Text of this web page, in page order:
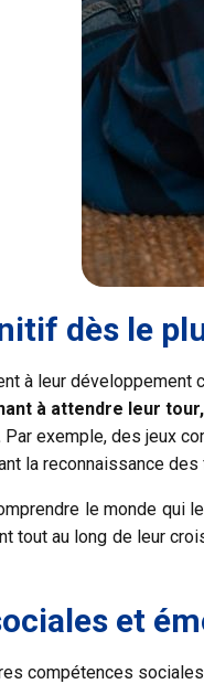
dès le
à leur développement
à attendre leur
Par exemple, des jeux
la reconnaissance
le monde
au long de leur
et
compétences